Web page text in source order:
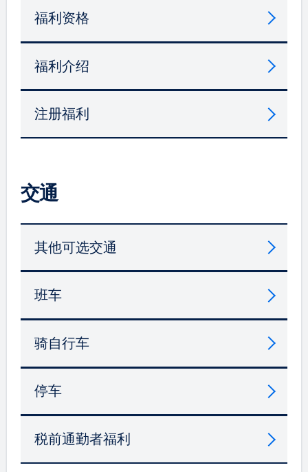
福利资格
福利介绍
注册福利
交通
其他可选交通
班车
骑自行车
停车
税前通勤者福利